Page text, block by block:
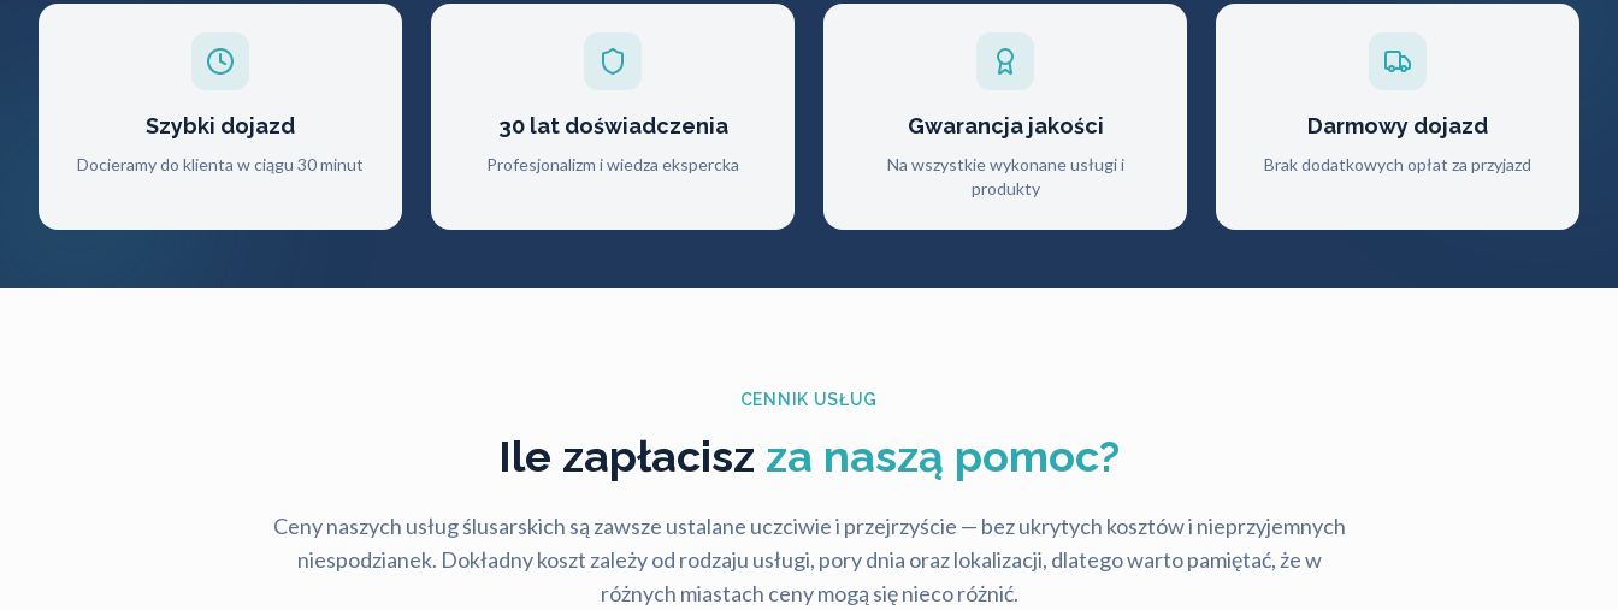
Szybki dojazd
Docieramy do klienta w ciągu 30 minut
30 lat doświadczenia
Profesjonalizm i wiedza ekspercka
Gwarancja jakości
Na wszystkie wykonane usługi i
produkty
Darmowy dojazd
Brak dodatkowych opłat za przyjazd
CENNIK USŁUG
Ile zapłacisz za naszą pomoc?
Ceny naszych usług ślusarskich są zawsze ustalane uczciwie i przejrzyście — bez ukrytych kosztów i nieprzyjemnych
niespodzianek. Dokładny koszt zależy od rodzaju usługi, pory dnia oraz lokalizacji, dlatego warto pamiętać, że w
różnych miastach ceny mogą się nieco różnić.